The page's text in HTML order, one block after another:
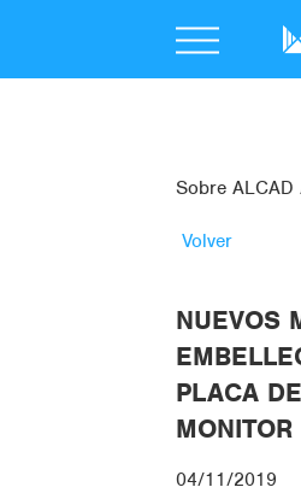
Sobre ALCAD
Volver
NUEVOS
PLACA
04/11/2019